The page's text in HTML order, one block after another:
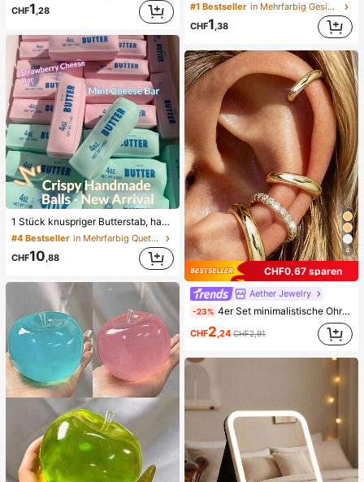
CHF1,28
1 Stück knuspriger Butterstab, handgemachter Stressabbau-Ball mit Sprachsteuerung, realistisches Lebensmittel-Spielzeug, Quetsch- und Entlastungsspielzeug, ASMR-Spielzeug, Fidget-Spielzeug
#4 Bestseller
in Mehrfarbig Quetschspielzeug für Teenager
CHF10,88
#1 Bestseller
in Mehrfarbig Gesichtsreinigungswerkzeuge
CHF1,38
4
CHF0,67 sparen
Aether Jewelry
-23% 4er Set minimalistische Ohrklemmen mit kubischem Zirkonia - Stapelbar, keine Piercing erforderlich, geeignet für den täglichen Büroalltag (4er Set, nicht 4 Paar), Geschenk für sie
CHF2,24 CHF2,91